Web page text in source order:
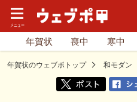
年賀状 喪中 寒中
年賀状のウェブポトップ 和モダン